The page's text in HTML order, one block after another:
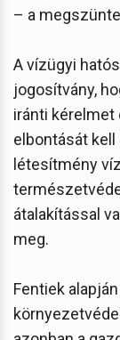
– a
A vízügyi
jogosítvány,
iránti kérelmet
elbontását kell
létesítmény
átalakítással
meg.
Fentiek